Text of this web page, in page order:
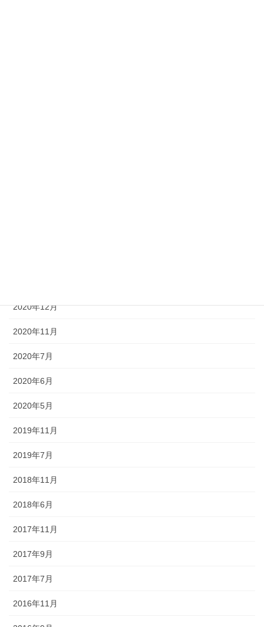
2020年12月
2020年11月
2020年7月
2020年6月
2020年5月
2019年11月
2019年7月
2018年11月
2018年6月
2017年11月
2017年9月
2017年7月
2016年11月